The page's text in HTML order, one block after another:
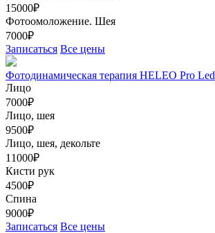
15000₽
Фотоомоложение. Шея
7000₽
Записаться Все цены
Фотодинамическая терапия HELEO Pro Led
Лицо
7000₽
Лицо, шея
9500₽
Лицо, шея, декольте
11000₽
Кисти рук
4500₽
Спина
9000₽
Записаться Все цены